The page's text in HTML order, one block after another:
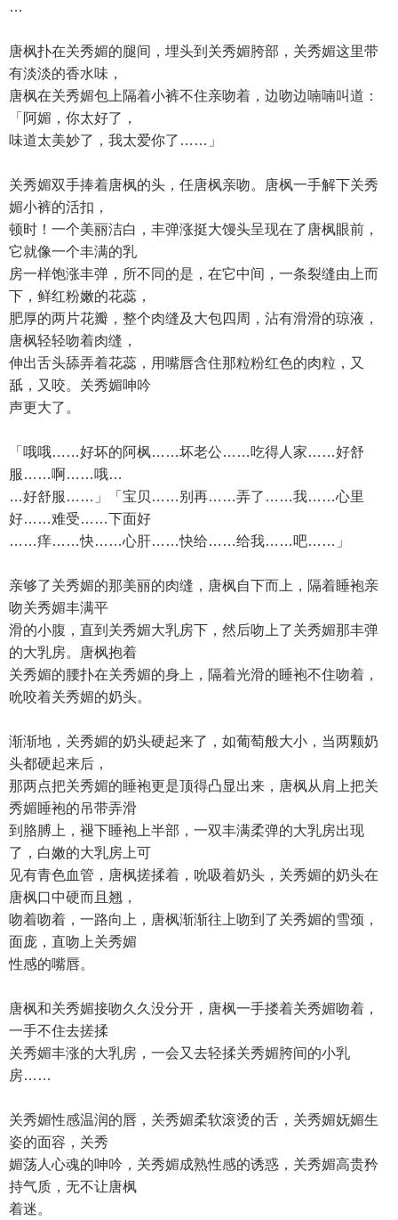
…
唐枫扑在关秀媚的腿间，埋头到关秀媚胯部，关秀媚这里带
有淡淡的香水味，
唐枫在关秀媚包上隔着小裤不住亲吻着，边吻边喃喃叫道：
「阿媚，你太好了，
味道太美妙了，我太爱你了……」
关秀媚双手捧着唐枫的头，任唐枫亲吻。唐枫一手解下关秀
媚小裤的活扣，
顿时！一个美丽洁白，丰弹涨挺大馒头呈现在了唐枫眼前，
它就像一个丰满的乳
房一样饱涨丰弹，所不同的是，在它中间，一条裂缝由上而
下，鲜红粉嫩的花蕊，
肥厚的两片花瓣，整个肉缝及大包四周，沾有滑滑的琼液，
唐枫轻轻吻着肉缝，
伸出舌头舔弄着花蕊，用嘴唇含住那粒粉红色的肉粒，又
舐，又咬。关秀媚呻吟
声更大了。
「哦哦……好坏的阿枫……坏老公……吃得人家……好舒
服……啊……哦…
…好舒服……」「宝贝……别再……弄了……我……心里
好……难受……下面好
……痒……快……心肝……快给……给我……吧……」
亲够了关秀媚的那美丽的肉缝，唐枫自下而上，隔着睡袍亲
吻关秀媚丰满平
滑的小腹，直到关秀媚大乳房下，然后吻上了关秀媚那丰弹
的大乳房。唐枫抱着
关秀媚的腰扑在关秀媚的身上，隔着光滑的睡袍不住吻着，
吮咬着关秀媚的奶头。
渐渐地，关秀媚的奶头硬起来了，如葡萄般大小，当两颗奶
头都硬起来后，
那两点把关秀媚的睡袍更是顶得凸显出来，唐枫从肩上把关
秀媚睡袍的吊带弄滑
到胳膊上，褪下睡袍上半部，一双丰满柔弹的大乳房出现
了，白嫩的大乳房上可
见有青色血管，唐枫搓揉着，吮吸着奶头，关秀媚的奶头在
唐枫口中硬而且翘，
吻着吻着，一路向上，唐枫渐渐往上吻到了关秀媚的雪颈，
面庞，直吻上关秀媚
性感的嘴唇。
唐枫和关秀媚接吻久久没分开，唐枫一手搂着关秀媚吻着，
一手不住去搓揉
关秀媚丰涨的大乳房，一会又去轻揉关秀媚胯间的小乳
房……
关秀媚性感温润的唇，关秀媚柔软滚烫的舌，关秀媚妩媚生
姿的面容，关秀
媚荡人心魂的呻吟，关秀媚成熟性感的诱惑，关秀媚高贵矜
持气质，无不让唐枫
着迷。